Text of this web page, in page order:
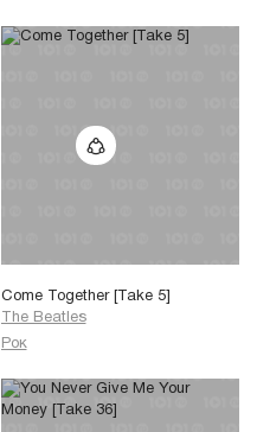
Come Together [Take 5]
The Beatles
Рок